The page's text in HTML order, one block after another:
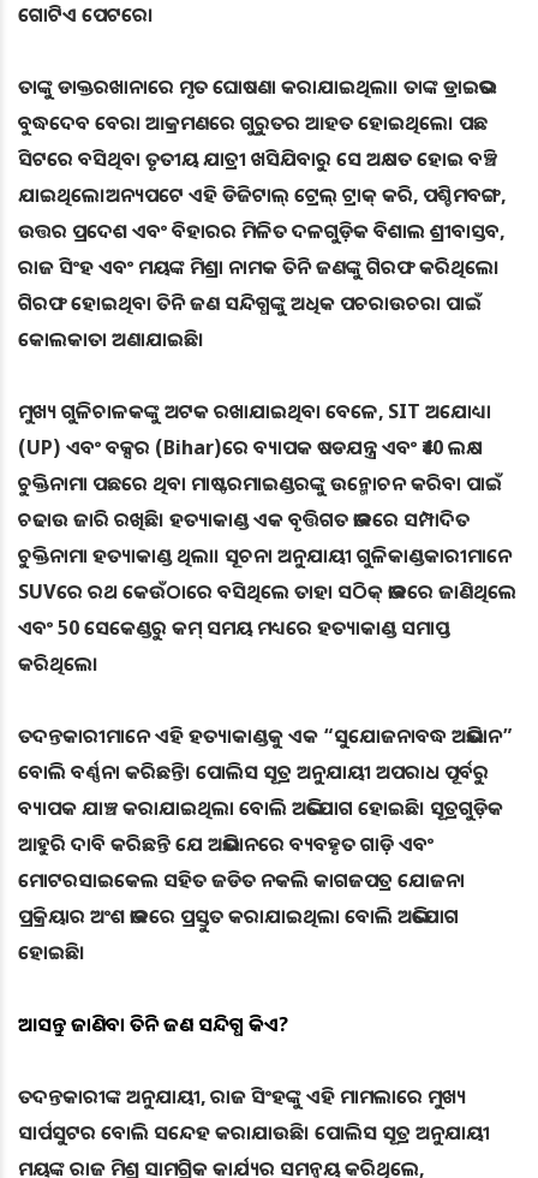
ଗୋଟିଏ ପେଟରେ।
ତାଙ୍କୁ ଡାକ୍ତରଖାନାରେ ମୃତ ଘୋଷଣା କରାଯାଇଥିଲା। ତାଙ୍କ ଡ୍ରାଇଭର
ବୁଦ୍ଧଦେବ ବେରା ଆକ୍ରମଣରେ ଗୁରୁତର ଆହତ ହୋଇଥିଲେ। ପଛ
ସିଟରେ ବସିଥିବା ତୃତୀୟ ଯାତ୍ରୀ ଖସିଯିବାରୁ ସେ ଅକ୍ଷତ ହୋଇ ବଞ୍ଚି
ଯାଇଥିଲେ।ଅନ୍ୟପଟେ ଏହି ଡିଜିଟାଲ୍ ଟ୍ରେଲ୍ ଟ୍ରାକ୍ କରି, ପଶ୍ଚିମବଙ୍ଗ,
ଉତ୍ତର ପ୍ରଦେଶ ଏବଂ ବିହାରର ମିଳିତ ଦଳଗୁଡ଼ିକ ବିଶାଲ ଶ୍ରୀବାସ୍ତବ,
ରାଜ ସିଂହ ଏବଂ ମୟଙ୍କ ମିଶ୍ରା ନାମକ ତିନି ଜଣଙ୍କୁ ଗିରଫ କରିଥିଲେ।
ଗିରଫ ହୋଇଥିବା ତିନି ଜଣ ସନ୍ଦିଗ୍ଧଙ୍କୁ ଅଧିକ ପଚରାଉଚରା ପାଇଁ
କୋଲକାତା ଅଣାଯାଇଛି।
ମୁଖ୍ୟ ଗୁଳିଚାଳକଙ୍କୁ ଅଟକ ରଖାଯାଇଥିବା ବେଳେ, SIT ଅଯୋଧ୍ୟା
(UP) ଏବଂ ବକ୍ସର (Bihar)ରେ ବ୍ୟାପକ ଷଡଯନ୍ତ୍ର ଏବଂ ₹40 ଲକ୍ଷ
ଚୁକ୍ତିନାମା ପଛରେ ଥିବା ମାଷ୍ଟରମାଇଣ୍ଡରଙ୍କୁ ଉନ୍ମୋଚନ କରିବା ପାଇଁ
ଚଢାଉ ଜାରି ରଖିଛି। ହତ୍ୟାକାଣ୍ଡ ଏକ ବୃତ୍ତିଗତ ଭାବରେ ସମ୍ପାଦିତ
ଚୁକ୍ତିନାମା ହତ୍ୟାକାଣ୍ଡ ଥିଲା। ସୂଚନା ଅନୁଯାୟୀ ଗୁଳିକାଣ୍ଡକାରୀମାନେ
SUVରେ ରଥ କେଉଁଠାରେ ବସିଥିଲେ ତାହା ସଠିକ୍ ଭାବରେ ଜାଣିଥିଲେ
ଏବଂ 50 ସେକେଣ୍ଡରୁ କମ୍ ସମୟ ମଧ୍ୟରେ ହତ୍ୟାକାଣ୍ଡ ସମାପ୍ତ
କରିଥିଲେ।
ତଦନ୍ତକାରୀମାନେ ଏହି ହତ୍ୟାକାଣ୍ଡକୁ ଏକ “ସୁଯୋଜନାବଦ୍ଧ ଅଭିଯାନ”
ବୋଲି ବର୍ଣ୍ଣନା କରିଛନ୍ତି। ପୋଲିସ ସୂତ୍ର ଅନୁଯାୟୀ ଅପରାଧ ପୂର୍ବରୁ
ବ୍ୟାପକ ଯାଞ୍ଚ କରାଯାଇଥିଲା ବୋଲି ଅଭିଯୋଗ ହୋଇଛି। ସୂତ୍ରଗୁଡ଼ିକ
ଆହୁରି ଦାବି କରିଛନ୍ତି ଯେ ଅଭିଯାନରେ ବ୍ୟବହୃତ ଗାଡ଼ି ଏବଂ
ମୋଟରସାଇକେଲ ସହିତ ଜଡିତ ନକଲି କାଗଜପତ୍ର ଯୋଜନା
ପ୍ରକ୍ରିୟାର ଅଂଶ ଭାବରେ ପ୍ରସ୍ତୁତ କରାଯାଇଥିଲା ବୋଲି ଅଭିଯୋଗ
ହୋଇଛି।
ଆସନ୍ତୁ ଜାଣିବା ତିନି ଜଣ ସନ୍ଦିଗ୍ଧ କିଏ?
ତଦନ୍ତକାରୀଙ୍କ ଅନୁଯାୟୀ, ରାଜ ସିଂହଙ୍କୁ ଏହି ମାମଲାରେ ମୁଖ୍ୟ
ସାର୍ପସୁଟର ବୋଲି ସନ୍ଦେହ କରାଯାଉଛି। ପୋଲିସ ସୂତ୍ର ଅନୁଯାୟୀ
ମୟଙ୍କ ରାଜ ମିଶ୍ର ସାମଗ୍ରିକ କାର୍ଯ୍ୟର ସମନ୍ୱୟ କରିଥିଲେ,